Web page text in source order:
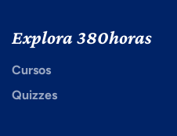
Explora 380horas
Cursos
Quizzes